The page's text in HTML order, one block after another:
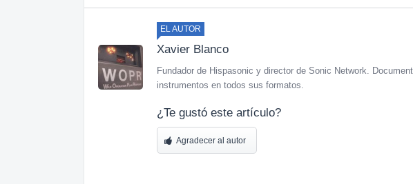
EL AUTOR
Xavier Blanco
Fundador de Hispasonic y director de Sonic Network.
instrumentos en todos sus formatos.
¿Te gustó este artículo?
Agradecer al autor